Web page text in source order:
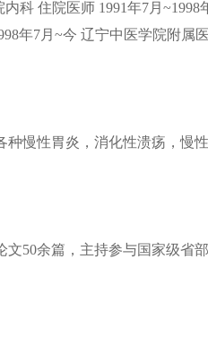
住院医师 1991年7月~1998
年7月~今 辽宁中医学院附属
慢性胃炎，消化性溃疡，慢
50余篇，主持参与国家级省